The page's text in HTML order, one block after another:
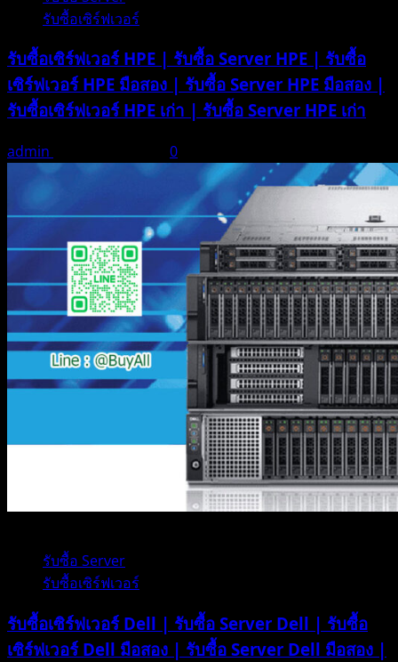
รับซื้อเซิร์ฟเวอร์
รับซื้อเซิร์ฟเวอร์ HPE | รับซื้อ Server HPE | รับซื้อ
เซิร์ฟเวอร์ HPE มือสอง | รับซื้อ Server HPE มือสอง |
รับซื้อเซิร์ฟเวอร์ HPE เก่า | รับซื้อ Server HPE เก่า
admin 0
รับซื้อ Server
รับซื้อเซิร์ฟเวอร์
รับซื้อเซิร์ฟเวอร์ Dell | รับซื้อ Server Dell | รับซื้อ
เซิร์ฟเวอร์ Dell มือสอง | รับซื้อ Server Dell มือสอง |